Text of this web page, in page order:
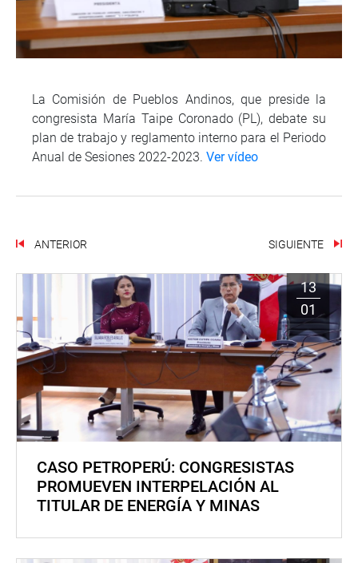
La Comisión de Pueblos Andinos, que preside la
congresista María Taipe Coronado (PL), debate su
plan de trabajo y reglamento interno para el Periodo
Anual de Sesiones 2022-2023. Ver vídeo
ANTERIOR SIGUIENTE
13
01
CASO PETROPERÚ: CONGRESISTAS
PROMUEVEN INTERPELACIÓN AL
TITULAR DE ENERGÍA Y MINAS